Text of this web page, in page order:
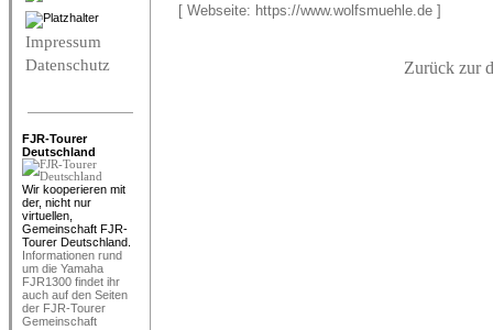
Impressum
Datenschutz
FJR-Tourer
Deutschland
Wir kooperieren mit
der, nicht nur
virtuellen,
Gemeinschaft FJR-
Tourer Deutschland.
Informationen rund
um die Yamaha
FJR1300 findet ihr
auch auf den Seiten
der FJR-Tourer
Gemeinschaft
[ Webseite: https://www.wolfsmuehle.de ]
Zurück zur